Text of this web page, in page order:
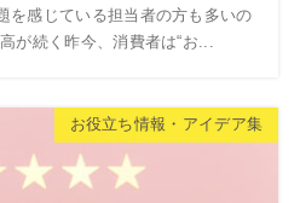
を感じている担当者の方も多いの
が続く昨今、消費者は“お...
お役立ち情報・アイデア集